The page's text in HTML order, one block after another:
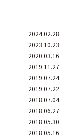
2024.02.28
2023.10.23
2020.03.16
2019.11.27
2019.07.24
2019.07.22
2018.07.04
2018.06.27
2018.05.30
2018.05.16